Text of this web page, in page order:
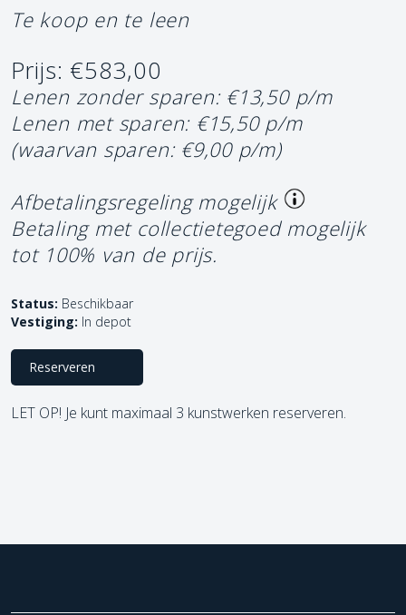
Te koop en te leen
Prijs: €583,00
Lenen zonder sparen: €13,50 p/m
Lenen met sparen: €15,50 p/m
(waarvan sparen: €9,00 p/m)
Afbetalingsregeling mogelijk
Betaling met collectietegoed mogelijk
tot 100% van de prijs.
Status: Beschikbaar
Vestiging: In depot
Reserveren
LET OP! Je kunt maximaal 3 kunstwerken reserveren.